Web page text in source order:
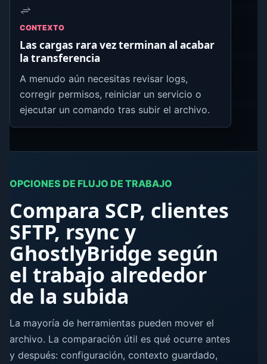
CONTEXTO
Las cargas rara vez terminan al acabar
la transferencia
A menudo aún necesitas revisar logs,
corregir permisos, reiniciar un servicio o
ejecutar un comando tras subir el archivo.
OPCIONES DE FLUJO DE TRABAJO
Compara SCP, clientes
SFTP, rsync y
GhostlyBridge según
el trabajo alrededor
de la subida
La mayoría de herramientas pueden mover el
archivo. La comparación útil es qué ocurre antes
y después: configuración, contexto guardado,